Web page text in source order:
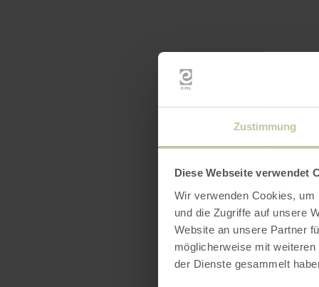
Zustimmung
Diese Webseite verwendet
Wir verwenden Cookies,
und die Zugriffe auf unsere
Website an unsere Partner
möglicherweise mit
der Dienste gesammelt